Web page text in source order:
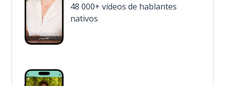
48 000+ vídeos de hablantes
nativos